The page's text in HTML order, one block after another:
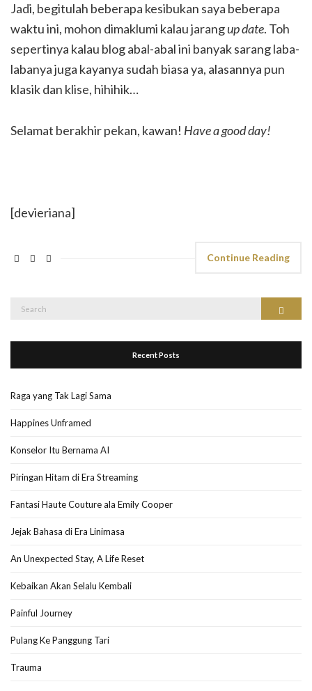
Jadi, begitulah beberapa kesibukan saya beberapa
waktu ini, mohon dimaklumi kalau jarangup date. Toh
sepertinya kalau blog abal-abal ini banyak sarang laba-
labanya juga kayanya sudah biasa ya, alasannya pun
klasik dan klise, hihihik…
Selamat berakhir pekan, kawan! Have a good day!
[devieriana]
Continue Reading
Recent Posts
Raga yang Tak Lagi Sama
Happines Unframed
Konselor Itu Bernama AI
Piringan Hitam di Era Streaming
Fantasi Haute Couture ala Emily Cooper
Jejak Bahasa di Era Linimasa
An Unexpected Stay, A Life Reset
Kebaikan Akan Selalu Kembali
Painful Journey
Pulang Ke Panggung Tari
Trauma